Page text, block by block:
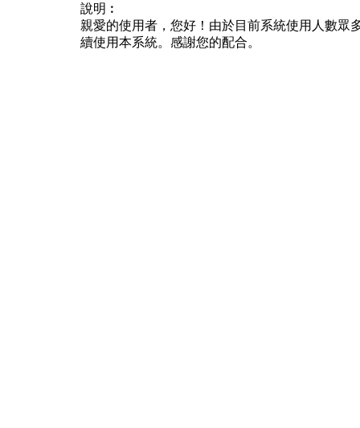
說明︰
親愛的使用者，您好！由於目前系統使用人數眾
續使用本系統。感謝您的配合。